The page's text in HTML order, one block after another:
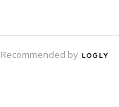
Recommended by